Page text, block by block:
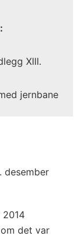
XIII.
jernbane
desember
2014
det var